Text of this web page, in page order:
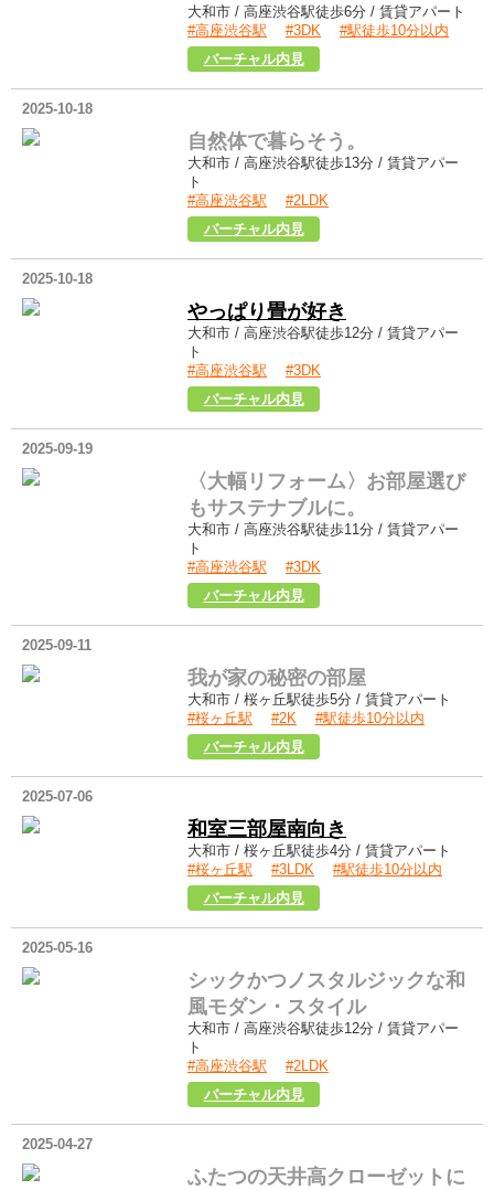
大和市 / 高座渋谷駅徒歩6分 / 賃貸アパート
#高座渋谷駅
#3DK
#駅徒歩10分以内
バーチャル内見
2025-10-18
自然体で暮らそう。
大和市 / 高座渋谷駅徒歩13分 / 賃貸アパー
ト
#高座渋谷駅
#2LDK
バーチャル内見
2025-10-18
やっぱり畳が好き
大和市 / 高座渋谷駅徒歩12分 / 賃貸アパー
ト
#高座渋谷駅
#3DK
バーチャル内見
2025-09-19
〈大幅リフォーム〉お部屋選び
もサステナブルに。
大和市 / 高座渋谷駅徒歩11分 / 賃貸アパー
ト
#高座渋谷駅
#3DK
バーチャル内見
2025-09-11
我が家の秘密の部屋
大和市 / 桜ヶ丘駅徒歩5分 / 賃貸アパート
#桜ヶ丘駅
#2K
#駅徒歩10分以内
バーチャル内見
2025-07-06
和室三部屋南向き
大和市 / 桜ヶ丘駅徒歩4分 / 賃貸アパート
#桜ヶ丘駅
#3LDK
#駅徒歩10分以内
バーチャル内見
2025-05-16
シックかつノスタルジックな和
風モダン・スタイル
大和市 / 高座渋谷駅徒歩12分 / 賃貸アパー
ト
#高座渋谷駅
#2LDK
バーチャル内見
2025-04-27
ふたつの天井高クローゼットに